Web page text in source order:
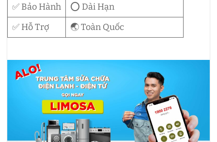
✅ Bảo Hành
⭕ Dài Hạn
✅ Hỗ Trợ
🌏 Toàn Quốc